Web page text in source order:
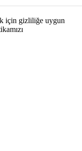
için gizliliğe uygun